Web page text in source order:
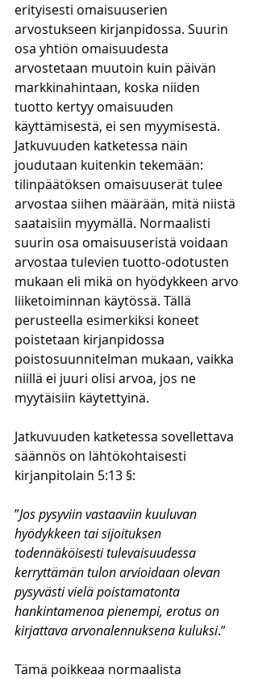
erityisesti omaisuuserien
arvostukseen kirjanpidossa. Suurin
osa yhtiön omaisuudesta
arvostetaan muutoin kuin päivän
markkinahintaan, koska niiden
tuotto kertyy omaisuuden
käyttämisestä, ei sen myymisestä.
Jatkuvuuden katketessa näin
joudutaan kuitenkin tekemään:
tilinpäätöksen omaisuuserät tulee
arvostaa siihen määrään, mitä niistä
saataisiin myymällä. Normaalisti
suurin osa omaisuuseristä voidaan
arvostaa tulevien tuotto-odotusten
mukaan eli mikä on hyödykkeen arvo
liiketoiminnan käytössä. Tällä
perusteella esimerkiksi koneet
poistetaan kirjanpidossa
poistosuunnitelman mukaan, vaikka
niillä ei juuri olisi arvoa, jos ne
myytäisiin käytettyinä.
Jatkuvuuden katketessa sovellettava
säännös on lähtökohtaisesti
kirjanpitolain 5:13 §:
”Jos pysyviin vastaaviin kuuluvan
hyödykkeen tai sijoituksen
todennäköisesti tulevaisuudessa
kerryttämän tulon arvioidaan olevan
pysyvästi vielä poistamatonta
hankintamenoa pienempi, erotus on
kirjattava arvonalennuksena kuluksi.”
Tämä poikkeaa normaalista